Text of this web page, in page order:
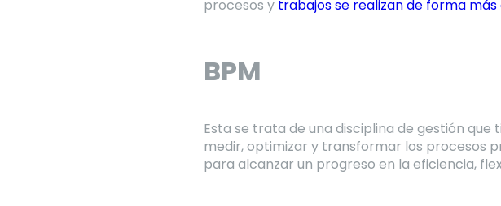
procesos y trabajos se realizan de forma
BPM
Esta se trata de una disciplina de gestión
medir, optimizar y transformar los procesos
para alcanzar un progreso en la eficiencia,